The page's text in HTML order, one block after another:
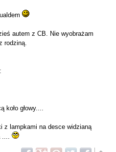
autem z CB. Nie wyobrażam
rodziną.
głowy....
z lampkami na desce widzianą